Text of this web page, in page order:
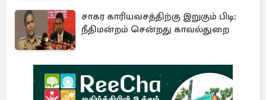
சாகர காரியவசத்திற்கு இறுகும் பிடி:
நீதிமன்றம் சென்றது காவல்துறை